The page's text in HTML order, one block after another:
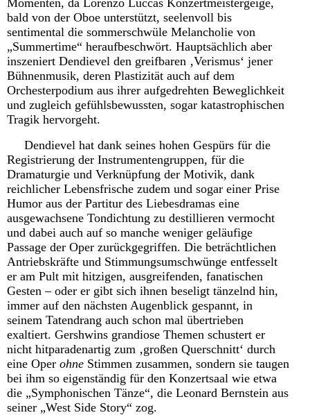
Momenten, da Lorenzo Luccas Konzertmeistergeige,
bald von der Oboe unterstützt, seelenvoll bis
sentimental die sommerschwüle Melancholie von
„Summertime“ heraufbeschwört. Hauptsächlich aber
inszeniert Dendievel den greifbaren ‚Verismus‘ jener
Bühnenmusik, deren Plastizität auch auf dem
Orchesterpodium aus ihrer aufgedrehten Beweglichkeit
und zugleich gefühlsbewussten, sogar katastrophischen
Tragik hervorgeht.
Dendievel hat dank seines hohen Gespürs für die
Registrierung der Instrumentengruppen, für die
Dramaturgie und Verknüpfung der Motivik, dank
reichlicher Lebensfrische zudem und sogar einer Prise
Humor aus der Partitur des Liebesdramas eine
ausgewachsene Tondichtung zu destillieren vermocht
und dabei auch auf so manche weniger geläufige
Passage der Oper zurückgegriffen. Die beträchtlichen
Antriebskräfte und Stimmungsumschwünge entfesselt
er am Pult mit hitzigen, ausgreifenden, fanatischen
Gesten – oder er gibt sich ihnen beseligt tänzelnd hin,
immer auf den nächsten Augenblick gespannt, in
seinem Tatendrang auch schon mal übertrieben
exaltiert. Gershwins grandiose Themen schustert er
nicht hitparadenartig zum ‚großen Querschnitt‘ durch
eine Oper ohne Stimmen zusammen, sondern sie taugen
bei ihm so eigenständig für den Konzertsaal wie etwa
die „Symphonischen Tänze“, die Leonard Bernstein aus
seiner „West Side Story“ zog.